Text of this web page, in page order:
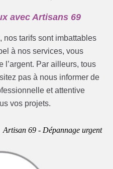
avec Artisans 69
nos tarifs sont imbattables
à nos services, vous
l’argent. Par ailleurs, tous
pas à nous informer de
et attentive
vos projets.
Artisan 69 - Dépannage urgent